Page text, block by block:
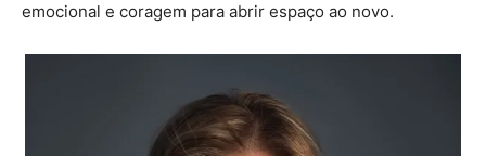
emocional e coragem para abrir espaço ao novo.